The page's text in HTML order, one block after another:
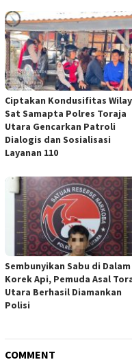
Ciptakan Kondusifitas
Sat Samapta Polres Toraja
Utara Gencarkan Patroli
Dialogis dan Sosialisasi
Layanan 110
Sembunyikan Sabu di Dalam
Korek Api, Pemuda Asal
Utara Berhasil Diamankan
Polisi
COMMENT